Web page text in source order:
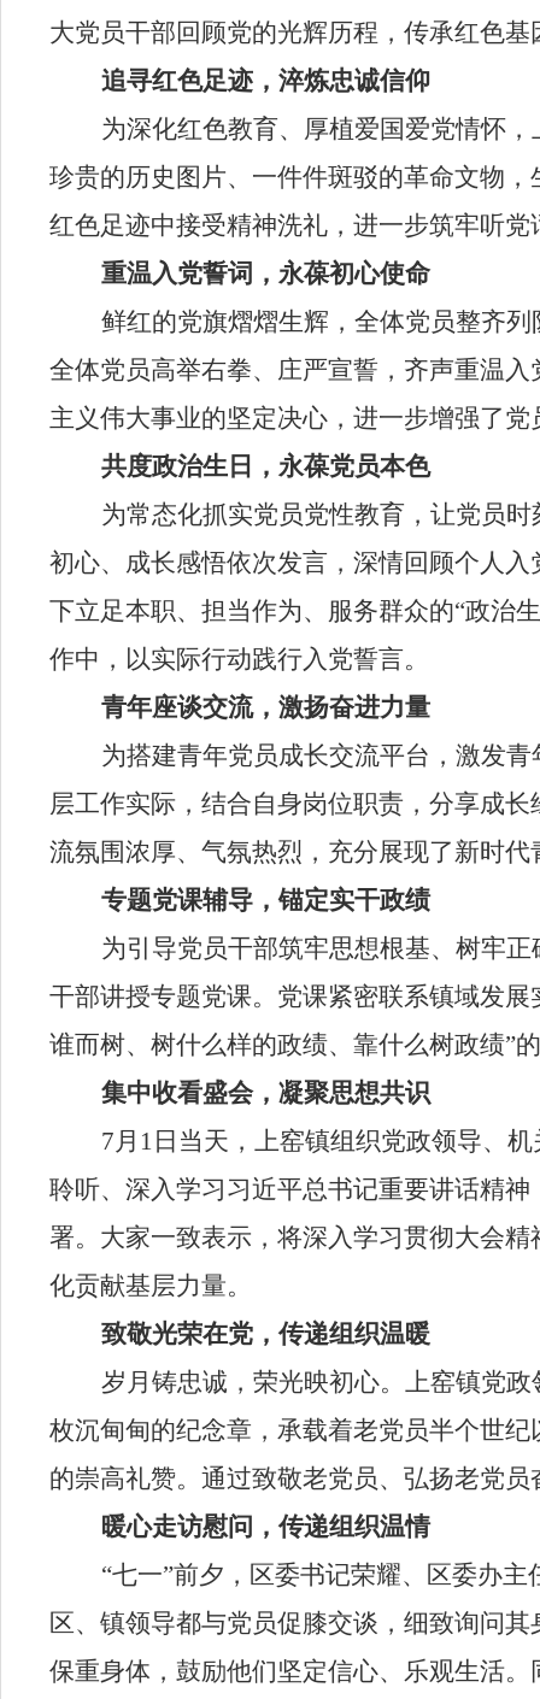
大党员干部回顾党的光辉历程，传承红色
追寻红色足迹，淬炼忠诚信仰
为深化红色教育、厚植爱国爱党情怀
珍贵的历史图片、一件件斑驳的革命文物
红色足迹中接受精神洗礼，进一步筑牢听
重温入党誓词，永葆初心使命
鲜红的党旗熠熠生辉，全体党员整齐
全体党员高举右拳、庄严宣誓，齐声重温
主义伟大事业的坚定决心，进一步增强了
共度政治生日，永葆党员本色
为常态化抓实党员党性教育，让党员
初心、成长感悟依次发言，深情回顾个人
下立足本职、担当作为、服务群众的“政治
作中，以实际行动践行入党誓言。
青年座谈交流，激扬奋进力量
为搭建青年党员成长交流平台，激发
层工作实际，结合自身岗位职责，分享成
流氛围浓厚、气氛热烈，充分展现了新时
专题党课辅导，锚定实干政绩
为引导党员干部筑牢思想根基、树牢
干部讲授专题党课。党课紧密联系镇域发
谁而树、树什么样的政绩、靠什么树政绩”
集中收看盛会，凝聚思想共识
7月1日当天，上窑镇组织党政领导、
聆听、深入学习习近平总书记重要讲话精
署。大家一致表示，将深入学习贯彻大会
化贡献基层力量。
致敬光荣在党，传递组织温暖
岁月铸忠诚，荣光映初心。上窑镇党
枚沉甸甸的纪念章，承载着老党员半个世
的崇高礼赞。通过致敬老党员、弘扬老党
暖心走访慰问，传递组织温情
“七一”前夕，区委书记荣耀、区委办
区、镇领导都与党员促膝交谈，细致询问
保重身体，鼓励他们坚定信心、乐观生活